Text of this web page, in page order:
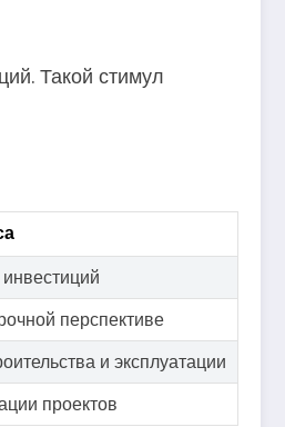
Такой стимул
перспективе
и эксплуатации
проектов